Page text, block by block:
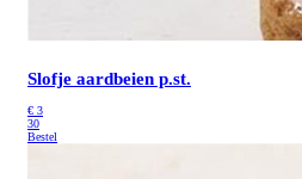
Slofje aardbeien p.st.
€ 3
30
Bestel